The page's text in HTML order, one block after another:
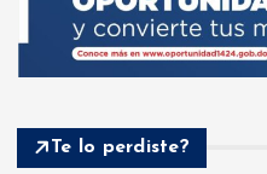
Te lo perdiste?